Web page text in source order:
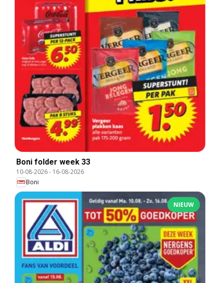
Boni folder week 33
10-08-2026- 16-08-2026
Boni
NIEUW